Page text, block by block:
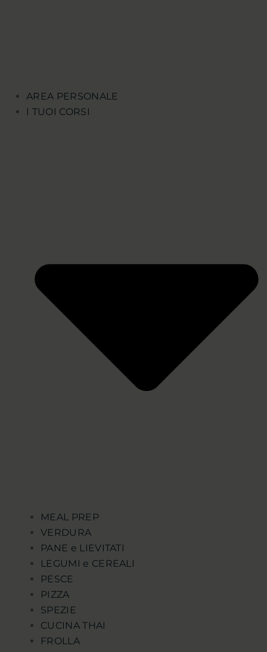
AREA PERSONALE
I TUOI CORSI
MEAL PREP
VERDURA
PANE e LIEVITATI
LEGUMI e CEREALI
PESCE
PIZZA
SPEZIE
CUCINA THAI
FROLLA